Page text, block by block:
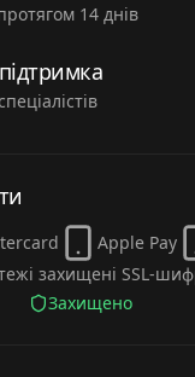
14 днів
Apple Pay
захищені SSL-
Захищено